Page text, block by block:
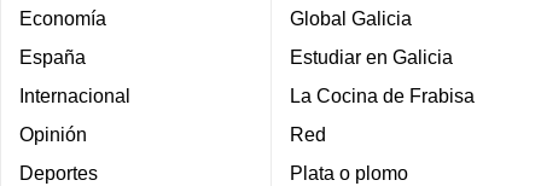
Economía
España
Internacional
Opinión
Deportes
Global Galicia
Estudiar en Galicia
La Cocina de Frabisa
Red
Plata o plomo